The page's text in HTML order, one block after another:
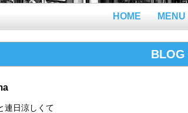
HOME MENU
BLOG
連日涼しくて